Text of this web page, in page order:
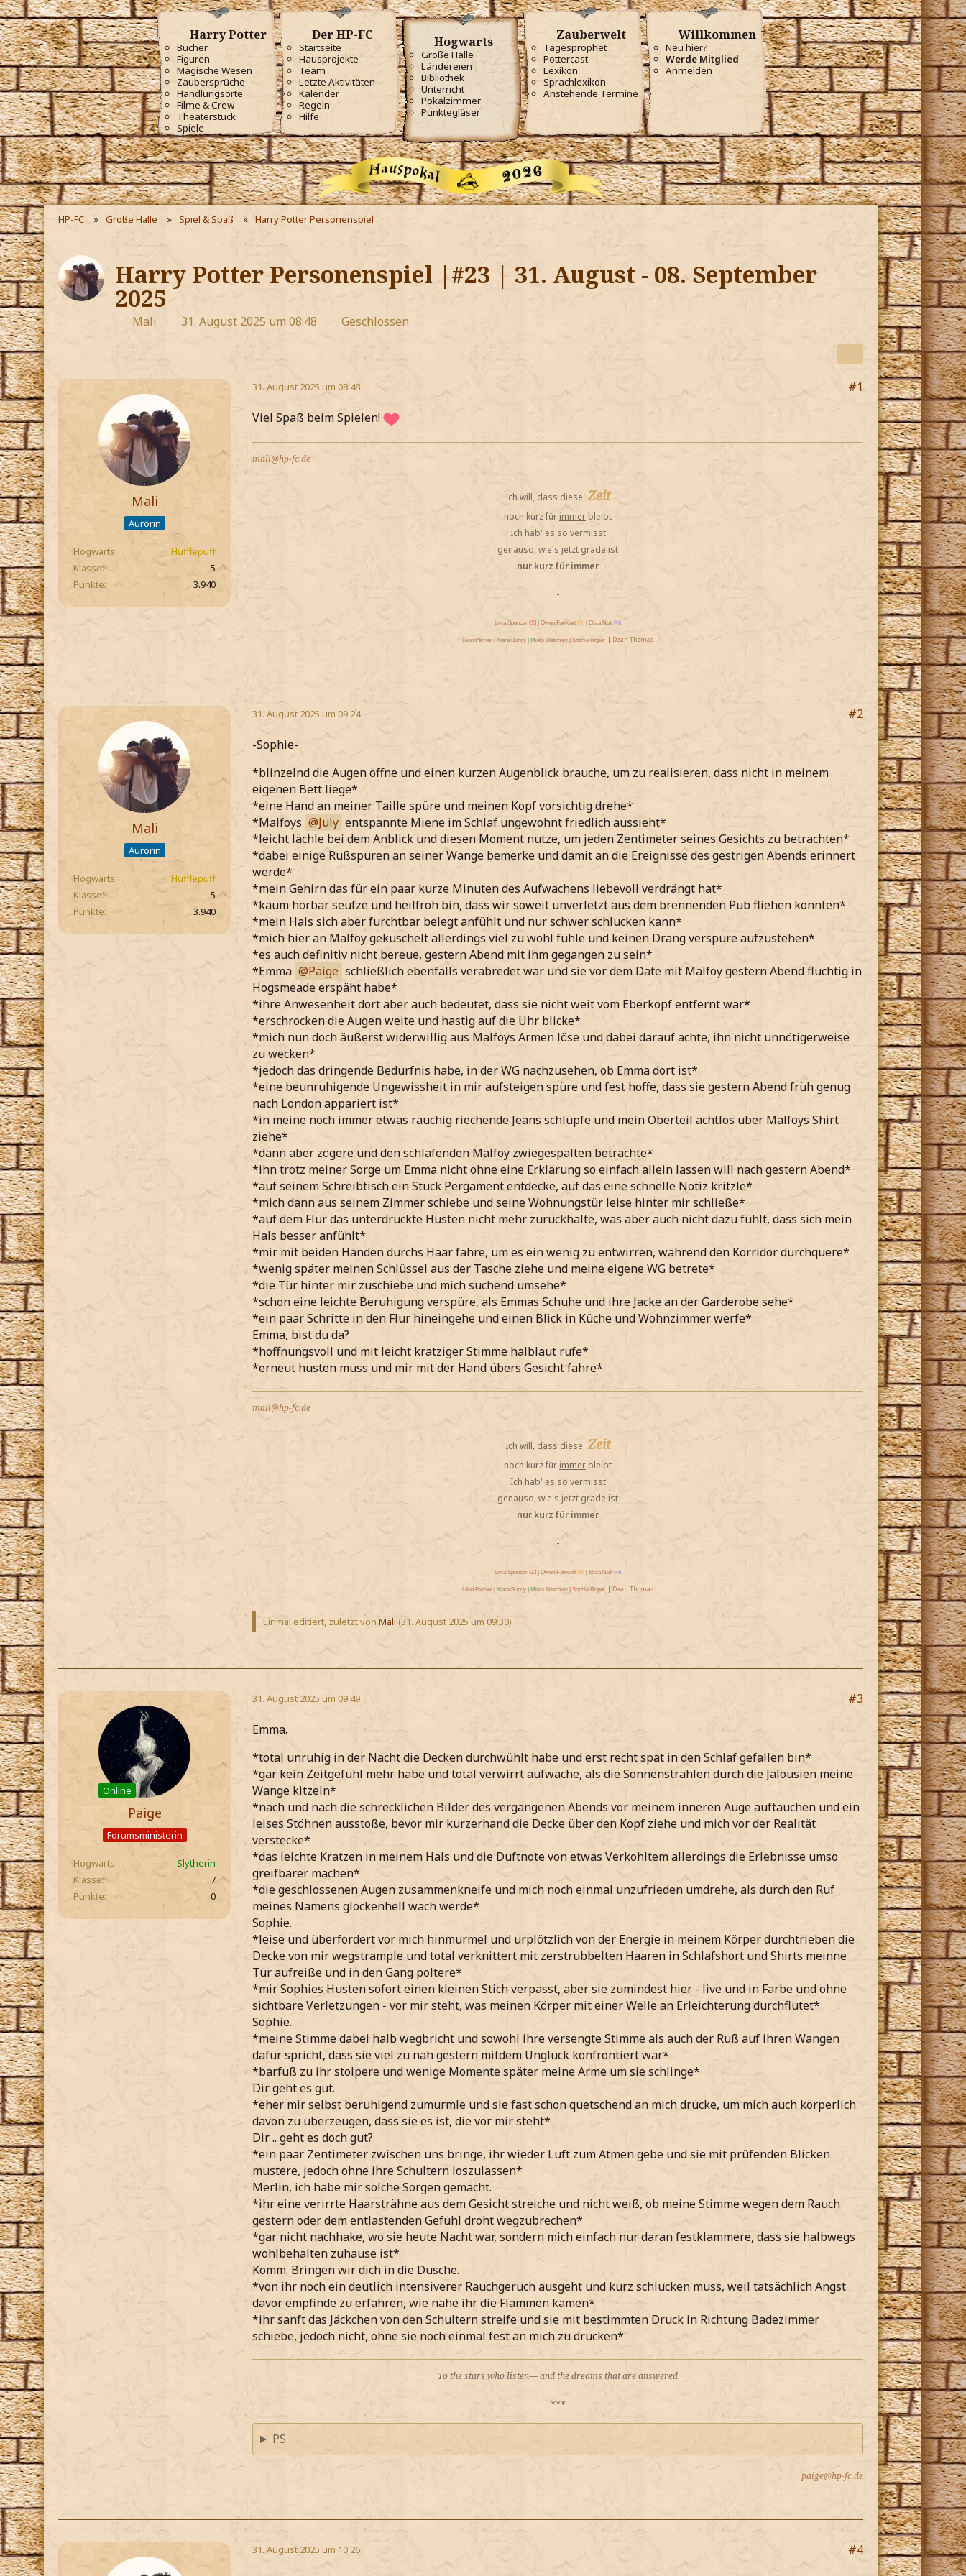
Harry Potter
Bücher
Figuren
Magische Wesen
Zaubersprüche
Handlungsorte
Filme & Crew
Theaterstück
Spiele
Der HP-FC
Startseite
Hausprojekte
Team
Letzte Aktivitäten
Kalender
Regeln
Hilfe
Hogwarts
Große Halle
Ländereien
Bibliothek
Unterricht
Pokalzimmer
Punktegläser
Zauberwelt
Tagesprophet
Pottercast
Lexikon
Sprachlexikon
Anstehende Termine
Willkommen
Neu hier?
Werde Mitglied
Anmelden
HP-FC Große Halle Spiel & Spaß Harry Potter Personenspiel
Harry Potter Personenspiel |#23 | 31. August - 08. September
2025
Mali 31. August 2025 um 08:48 Geschlossen
Mali
Aurorin
Hogwarts
Hufflepuff
Klasse
5
Punkte
3.940
31. August 2025 um 08:48
#1
Viel Spaß beim Spielen!
mali@hp-fc.de
Ich will, dass diese Zeit
noch kurz fürimmer bleibt
Ich hab' es so vermisst
genauso, wie's jetzt grade ist
nur kurz für immer
-
Livia Spencer G3 | Owen Fawcett H6 | Eliza Nott R6
Léon Perrier| Kiara Bundy| Miles Bletchley| Sophie Roper | Dean Thomas
Mali
Aurorin
Hogwarts
Hufflepuff
Klasse
5
Punkte
3.940
31. August 2025 um 09:24
#2
-Sophie-
*blinzelnd die Augen öffne und einen kurzen Augenblick brauche, um zu realisieren, dass nicht in meinem
eigenen Bett liege*
*eine Hand an meiner Taille spüre und meinen Kopf vorsichtig drehe*
*Malfoys
July entspannte Miene im Schlaf ungewohnt friedlich aussieht*
*leicht lächle bei dem Anblick und diesen Moment nutze, um jeden Zentimeter seines Gesichts zu betrachten*
*dabei einige Rußspuren an seiner Wange bemerke und damit an die Ereignisse des gestrigen Abends erinnert
werde*
*mein Gehirn das für ein paar kurze Minuten des Aufwachens liebevoll verdrängt hat*
*kaum hörbar seufze und heilfroh bin, dass wir soweit unverletzt aus dem brennenden Pub fliehen konnten*
*mein Hals sich aber furchtbar belegt anfühlt und nur schwer schlucken kann*
*mich hier an Malfoy gekuschelt allerdings viel zu wohl fühle und keinen Drang verspüre aufzustehen*
*es auch definitiv nicht bereue, gestern Abend mit ihm gegangen zu sein*
*Emma
Paige schließlich ebenfalls verabredet war und sie vor dem Date mit Malfoy gestern Abend flüchtig in
Hogsmeade erspäht habe*
*ihre Anwesenheit dort aber auch bedeutet, dass sie nicht weit vom Eberkopf entfernt war*
*erschrocken die Augen weite und hastig auf die Uhr blicke*
*mich nun doch äußerst widerwillig aus Malfoys Armen löse und dabei darauf achte, ihn nicht unnötigerweise
zu wecken*
*jedoch das dringende Bedürfnis habe, in der WG nachzusehen, ob Emma dort ist*
*eine beunruhigende Ungewissheit in mir aufsteigen spüre und fest hoffe, dass sie gestern Abend früh genug
nach London appariert ist*
*in meine noch immer etwas rauchig riechende Jeans schlüpfe und mein Oberteil achtlos über Malfoys Shirt
ziehe*
*dann aber zögere und den schlafenden Malfoy zwiegespalten betrachte*
*ihn trotz meiner Sorge um Emma nicht ohne eine Erklärung so einfach allein lassen will nach gestern Abend*
*auf seinem Schreibtisch ein Stück Pergament entdecke, auf das eine schnelle Notiz kritzle*
*mich dann aus seinem Zimmer schiebe und seine Wohnungstür leise hinter mir schließe*
*auf dem Flur das unterdrückte Husten nicht mehr zurückhalte, was aber auch nicht dazu fühlt, dass sich mein
Hals besser anfühlt*
*mir mit beiden Händen durchs Haar fahre, um es ein wenig zu entwirren, während den Korridor durchquere*
*wenig später meinen Schlüssel aus der Tasche ziehe und meine eigene WG betrete*
*die Tür hinter mir zuschiebe und mich suchend umsehe*
*schon eine leichte Beruhigung verspüre, als Emmas Schuhe und ihre Jacke an der Garderobe sehe*
*ein paar Schritte in den Flur hineingehe und einen Blick in Küche und Wohnzimmer werfe*
Emma, bist du da?
*hoffnungsvoll und mit leicht kratziger Stimme halblaut rufe*
*erneut husten muss und mir mit der Hand übers Gesicht fahre*
mali@hp-fc.de
Ich will, dass diese Zeit
noch kurz für immer bleibt
Ich hab' es so vermisst
genauso, wie's jetzt grade ist
nur kurz für immer
-
Livia Spencer G3 | Owen Fawcett H6 | Eliza Nott R6
L éon Perrier| Kiara Bundy| Miles Bletchley| Sophie Roper | Dean Thomas
Einmal editiert, zuletzt vonMali (31. August 2025 um 09:30)
Online
Paige
Forumsministerin
Hogwarts
Slytherin
Klasse
7
Punkte
0
31. August 2025 um 09:49
#3
Emma.
*total unruhig in der Nacht die Decken durchwühlt habe und erst recht spät in den Schlaf gefallen bin*
*gar kein Zeitgefühl mehr habe und total verwirrt aufwache, als die Sonnenstrahlen durch die Jalousien meine
Wange kitzeln*
*nach und nach die schrecklichen Bilder des vergangenen Abends vor meinem inneren Auge auftauchen und ein
leises Stöhnen ausstoße, bevor mir kurzerhand die Decke über den Kopf ziehe und mich vor der Realität
verstecke*
*das leichte Kratzen in meinem Hals und die Duftnote von etwas Verkohltem allerdings die Erlebnisse umso
greifbarer machen*
*die geschlossenen Augen zusammenkneife und mich noch einmal unzufrieden umdrehe, als durch den Ruf
meines Namens glockenhell wach werde*
Sophie.
*leise und überfordert vor mich hinmurmel und urplötzlich von der Energie in meinem Körper durchtrieben die
Decke von mir wegstrample und total verknittert mit zerstrubbelten Haaren in Schlafshort und Shirts meinne
Tür aufreiße und in den Gang poltere*
*mir Sophies Husten sofort einen kleinen Stich verpasst, aber sie zumindest hier - live und in Farbe und ohne
sichtbare Verletzungen - vor mir steht, was meinen Körper mit einer Welle an Erleichterung durchflutet*
Sophie.
*meine Stimme dabei halb wegbricht und sowohl ihre versengte Stimme als auch der Ruß auf ihren Wangen
dafür spricht, dass sie viel zu nah gestern mitdem Unglück konfrontiert war*
*barfuß zu ihr stolpere und wenige Momente später meine Arme um sie schlinge*
Dir geht es gut.
*eher mir selbst beruhigend zumurmle und sie fast schon quetschend an mich drücke, um mich auch körperlich
davon zu überzeugen, dass sie es ist, die vor mir steht*
Dir .. geht es doch gut?
*ein paar Zentimeter zwischen uns bringe, ihr wieder Luft zum Atmen gebe und sie mit prüfenden Blicken
mustere, jedoch ohne ihre Schultern loszulassen*
Merlin, ich habe mir solche Sorgen gemacht.
*ihr eine verirrte Haarsträhne aus dem Gesicht streiche und nicht weiß, ob meine Stimme wegen dem Rauch
gestern oder dem entlastenden Gefühl droht wegzubrechen*
*gar nicht nachhake, wo sie heute Nacht war, sondern mich einfach nur daran festklammere, dass sie halbwegs
wohlbehalten zuhause ist*
Komm. Bringen wir dich in die Dusche.
*von ihr noch ein deutlich intensiverer Rauchgeruch ausgeht und kurz schlucken muss, weil tatsächlich Angst
davor empfinde zu erfahren, wie nahe ihr die Flammen kamen*
*ihr sanft das Jäckchen von den Schultern streife und sie mit bestimmten Druck in Richtung Badezimmer
schiebe, jedoch nicht, ohne sie noch einmal fest an mich zu drücken*
To the stars who listen— and the dreams that are answered
***
PS
paige@hp-fc.de
31. August 2025 um 10:26
#4